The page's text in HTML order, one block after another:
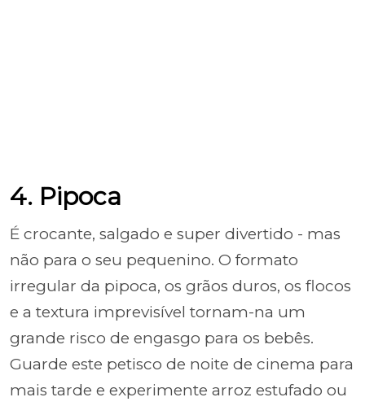
4. Pipoca
É crocante, salgado e super divertido - mas
não para o seu pequenino. O formato
irregular da pipoca, os grãos duros, os flocos
e a textura imprevisível tornam-na um
grande risco de engasgo para os bebês.
Guarde este petisco de noite de cinema para
mais tarde e experimente arroz estufado ou